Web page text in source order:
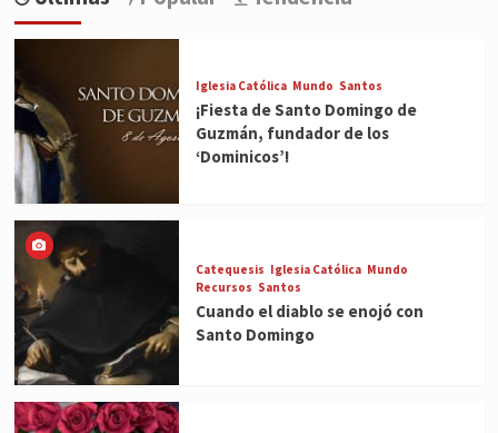
Iglesia Católica Mundo Santos
¡Fiesta de Santo Domingo de
Guzmán, fundador de los
‘Dominicos’!
Catequesis Iglesia Católica Mundo
Recursos Santos
Cuando el diablo se enojó con
Santo Domingo